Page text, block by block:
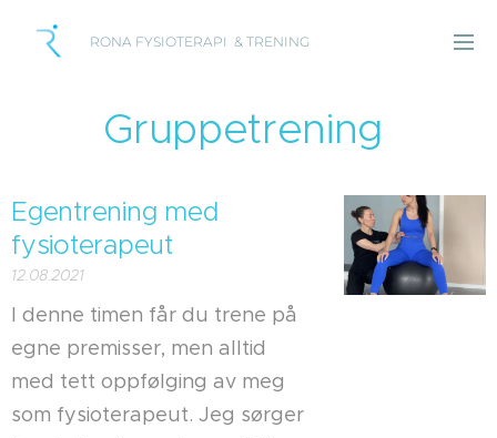
RONA FYSIOTERAPI & TRENING
Gruppetrening
Egentrening med
fysioterapeut
12.08.2021
I denne timen får du trene på
egne premisser, men alltid
med tett oppfølging av meg
som fysioterapeut. Jeg sørger